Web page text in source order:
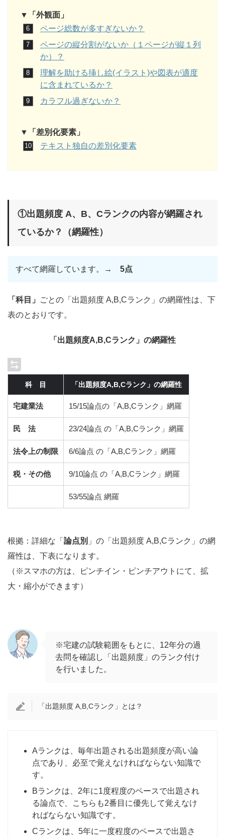
▼「外観面」
ページ総数が多すぎないか？
ページの縦分割がないか（１ページが縦１列
か）？
理解を助ける挿し絵(イラスト)や図表が適度
に含まれているか？
カラフル過ぎないか？
▼「差別化要素」
テキスト独自の差別化要素
①出題頻度 A、B、Cランクの内容が網羅され
ているか？（網羅性）
すべて網羅しています。→ 5点
「科目」
ごとの「出題頻度 A,B,Cランク」の網羅性は、下
表のとおりです。
「出題頻度A,B,Cランク」の網羅性
科 目 「出題頻度A,B,Cランク」の網羅性
宅建業法 15/15論点の「A,B,Cランク」網羅
民 法 23/24論点 の「A,B,Cランク」網羅
法令上の制限 6/6論点 の「A,B,Cランク」網羅
税・その他 9/10論点 の「A,B,Cランク」網羅
53/55論点 網羅
根拠：詳細な「 論点別 」の「出題頻度 A,B,Cランク」の網
羅性は、下表になります。
（※スマホの方は、ピンチイン・ピンチアウトにて、拡
大・縮小ができます）
※宅建の試験範囲をもとに、12年分の過
去問を確認し「出題頻度」のランク付け
を行いました。
「出題頻度 A,B,Cランク」とは？
Aランクは、毎年出題される出題頻度が高い論
点であり、必至で覚えなければならない知識で
す。
Bランクは、2年に1度程度のペースで出題され
る論点で、こちらも2番目に優先して覚えなけ
ればならない知識です。
Cランクは、5年に一度程度のペースで出題さ